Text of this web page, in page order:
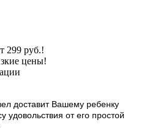
299 руб.!
цены!
доставит Вашему ребенку
от его простой